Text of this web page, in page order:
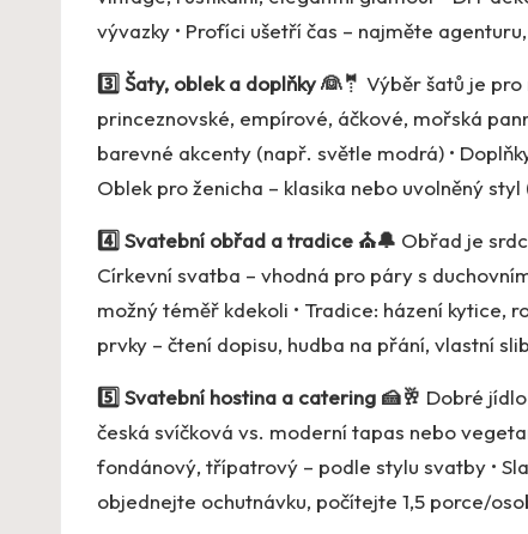
vývazky • Profíci ušetří čas – najměte
3️⃣ Šaty, oblek a doplňky 👰🤵 Výběr šatů je
princeznovské, empírové, áčkové, mořská
barevné akcenty (např. světle modrá) •
Oblek pro ženicha – klasika nebo uvolněný
4️⃣ Svatební obřad a tradice ⛪🔔 Obřad je
Církevní svatba – vhodná pro páry s
možný téměř kdekoli • Tradice: házení kytice,
prvky – čtení dopisu, hudba na přání, vlastní slib
5️⃣ Svatební hostina a catering 🍰🥂 Dobré
česká svíčková vs. moderní tapas nebo
fondánový, třípatrový – podle stylu svatby •
objednejte ochutnávku, počítejte 1,5 porce/